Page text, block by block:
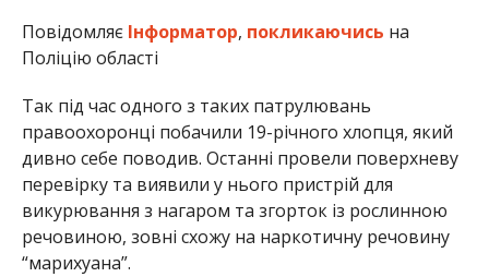
Повідомляє Інформатор, покликаючись на
Поліцію області
Так під час одного з таких патрулювань
правоохоронці побачили 19-річного хлопця, який
дивно себе поводив. Останні провели поверхневу
перевірку та виявили у нього пристрій для
викурювання з нагаром та згорток із рослинною
речовиною, зовні схожу на наркотичну речовину
“марихуана”.